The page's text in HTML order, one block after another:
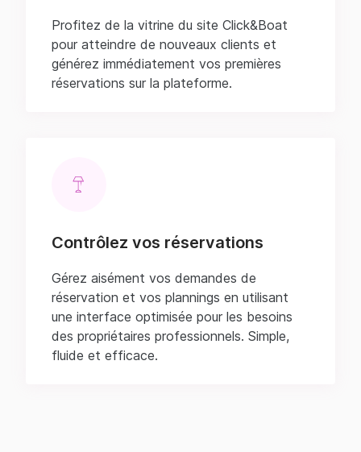
Profitez de la vitrine du site Click&Boat
pour atteindre de nouveaux clients et
générez immédiatement vos premières
réservations sur la plateforme.
Contrôlez vos réservations
Gérez aisément vos demandes de
réservation et vos plannings en utilisant
une interface optimisée pour les besoins
des propriétaires professionnels. Simple,
fluide et efficace.